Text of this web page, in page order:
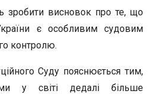
зробити висновок про те, що
є особливим судовим
контролю.
Суду пояснюється тим,
у світі дедалі більше